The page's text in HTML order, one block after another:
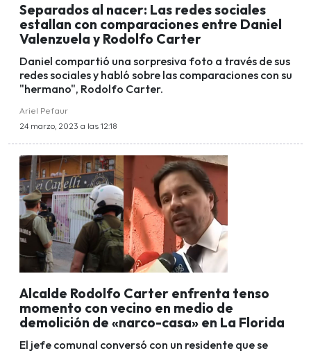
Separados al nacer: Las redes sociales
estallan con comparaciones entre Daniel
Valenzuela y Rodolfo Carter
Daniel compartió una sorpresiva foto a través de sus
redes sociales y habló sobre las comparaciones con su
"hermano", Rodolfo Carter.
Ariel Pefaur
24 marzo, 2023 a las 12:18
Alcalde Rodolfo Carter enfrenta tenso
momento con vecino en medio de
demolición de «narco-casa» en La Florida
El jefe comunal conversó con un residente que se